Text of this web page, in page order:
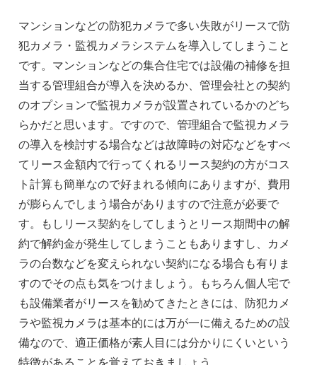
マンションなどの防犯カメラで多い失敗がリースで防
犯カメラ・監視カメラシステムを導入してしまうこと
です。マンションなどの集合住宅では設備の補修を担
当する管理組合が導入を決めるか、管理会社との契約
のオプションで監視カメラが設置されているかのどち
らかだと思います。ですので、管理組合で監視カメラ
の導入を検討する場合などは故障時の対応などをすべ
てリース金額内で行ってくれるリース契約の方がコス
ト計算も簡単なので好まれる傾向にありますが、費用
が膨らんでしまう場合がありますので注意が必要で
す。もしリース契約をしてしまうとリース期間中の解
約で解約金が発生してしまうこともありますし、カメ
ラの台数などを変えられない契約になる場合も有りま
すのでその点も気をつけましょう。もちろん個人宅で
も設備業者がリースを勧めてきたときには、防犯カメ
ラや監視カメラは基本的には万が一に備えるための設
備なので、適正価格が素人目には分かりにくいという
特徴があることを覚えておきましょう。